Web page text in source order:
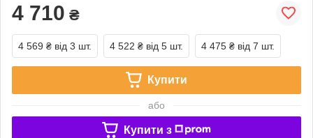
4 710 ₴
4 569 ₴ від 3 шт. 4 522 ₴ від 5 шт. 4 475 ₴ від 7 шт.
Купити
або
Купити з